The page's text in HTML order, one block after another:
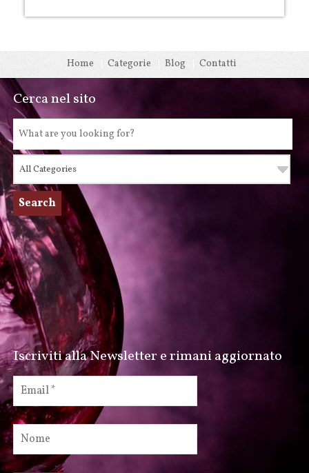
Home Categorie Blog Contatti
Cerca nel sito
Iscriviti alla Newsletter e rimani aggiornato